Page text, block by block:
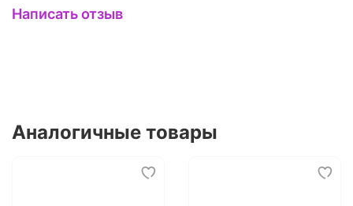
Написать отзыв
Аналогичные товары